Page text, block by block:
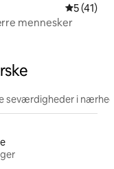
5 ud af 5
5 (41)
mennesker
seværdigheder i